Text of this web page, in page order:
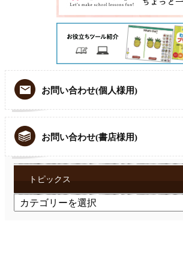
お問い合わせ(個人様用)
お問い合わせ(書店様用)
トピックス
ト